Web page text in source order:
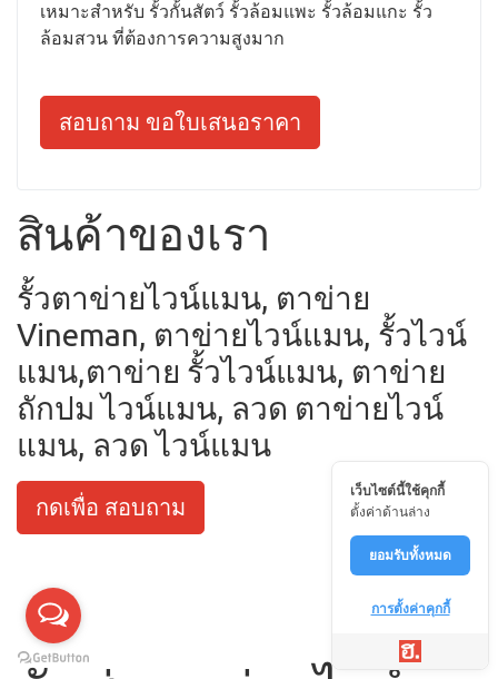
เหมาะสำหรับ รั้วกั้นสัตว์ รั้วล้อมแพะ รั้วล้อมแกะ รั้ว
ล้อมสวน ที่ต้องการความสูงมาก
สอบถาม ขอใบเสนอราคา
สินค้าของเรา
รั้วตาข่ายไวน์แมน, ตาข่าย
Vineman, ตาข่ายไวน์แมน, รั้วไวน์
แมน,ตาข่าย รั้วไวน์แมน, ตาข่าย
ถักปม ไวน์แมน, ลวด ตาข่ายไวน์
แมน, ลวด ไวน์แมน
กดเพื่อ สอบถาม
เว็บไซต์นี้ใช้คุกกี้
ตั้งค่าด้านล่าง
ยอมรับทั้งหมด
การตั้งค่าคุกกี้